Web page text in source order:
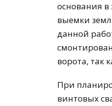
основания в
выемки
данной
ворота, так
При
винтовых